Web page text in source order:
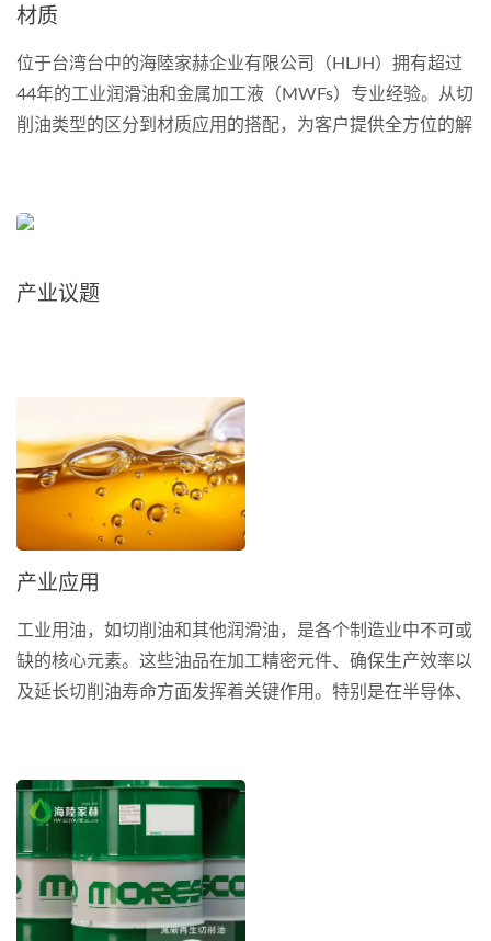
材质
位于台湾台中的海陸家赫企业有限公司（HLJH）拥有超过
44年的工业润滑油和金属加工液（MWFs）专业经验。从切
削油类型的区分到材质应用的搭配，为客户提供全方位的解
生产制造业(五金零件、汽机车零件、自行车零配件等)、航
产业议题
产业应用
工业用油，如切削油和其他润滑油，是各个制造业中不可或
缺的核心元素。这些油品在加工精密元件、确保生产效率以
及延长切削油寿命方面发挥着关键作用。特别是在半导体、